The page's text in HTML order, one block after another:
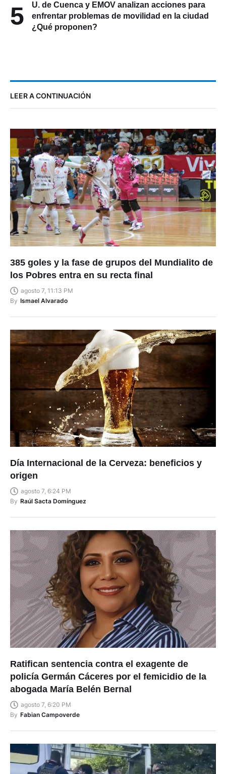
5
U. de Cuenca y EMOV analizan acciones para
enfrentar problemas de movilidad en la ciudad
¿Qué proponen?
LEER A CONTINUACIÓN
385 goles y la fase de grupos del Mundialito de
los Pobres entra en su recta final
agosto 7, 11:13 PM
By Ismael Alvarado
Día Internacional de la Cerveza: beneficios y
origen
agosto 7, 6:24 PM
By Raúl Sacta Domínguez
Ratifican sentencia contra el exagente de
policía Germán Cáceres por el femicidio de la
abogada María Belén Bernal
agosto 7, 6:20 PM
By Fabian Campoverde